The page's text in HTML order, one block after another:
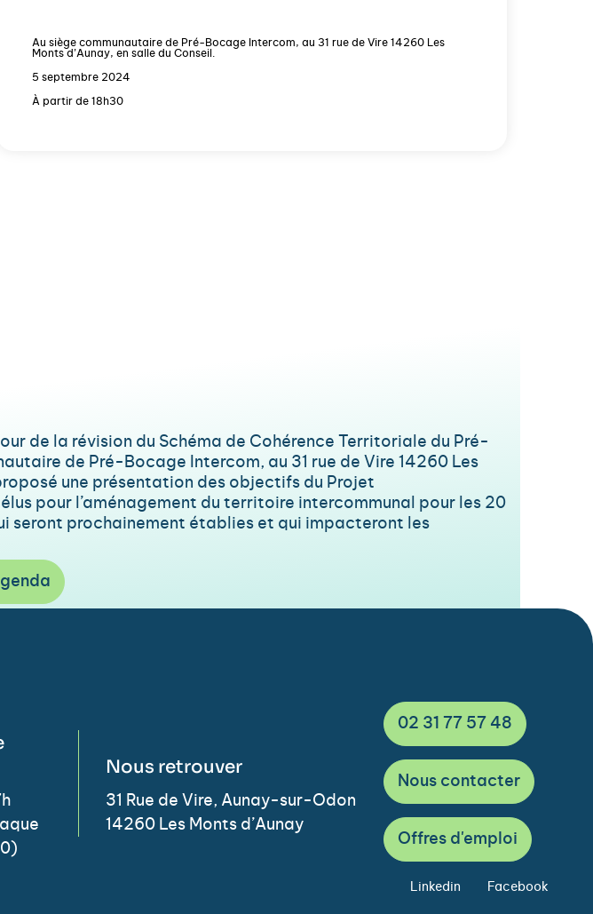
Au siège communautaire de Pré-Bocage Intercom, au 31 rue de Vire 14260 Les
Monts d’Aunay, en salle du Conseil.
5 septembre 2024
À partir de 18h30
de la révision du Schéma de Cohérence Territoriale du Pré-
de Pré-Bocage Intercom, au 31 rue de Vire 14260 Les
une présentation des objectifs du Projet
pour l’aménagement du territoire intercommunal pour les 20
seront prochainement établies et qui impacteront les
Nous retrouver
31 Rue de Vire, Aunay-sur-Odon
14260 Les Monts d’Aunay
02 31 77 57 48
Nous contacter
Offres d'emploi
Linkedin Facebook